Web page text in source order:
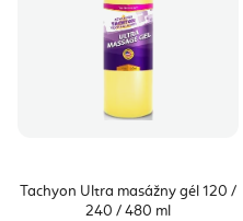
Tachyon Ultra masážny gél 120 /
240 / 480 ml